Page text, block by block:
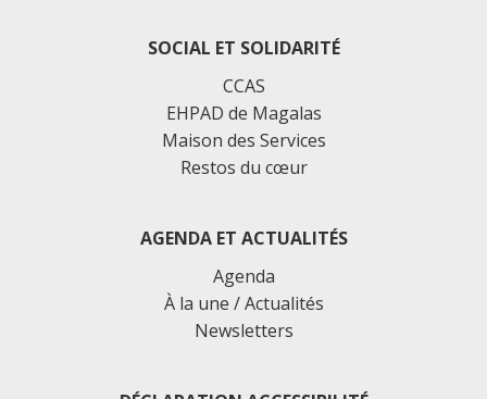
SOCIAL ET SOLIDARITÉ
CCAS
EHPAD de Magalas
Maison des Services
Restos du cœur
AGENDA ET ACTUALITÉS
Agenda
À la une / Actualités
Newsletters